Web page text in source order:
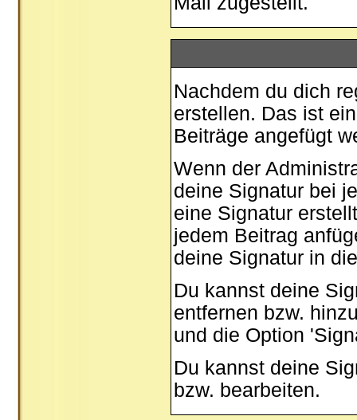
Nachdem du dich
erstellen. Das ist
Beiträge angefügt
Wenn der
deine Signatur bei
eine Signatur
jedem Beitrag
deine Signatur in
Du kannst deine
entfernen bzw.
und die Option
Du kannst deine
bzw. bearbeiten.